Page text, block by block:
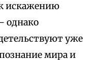
искажению
однако
уже
мира и